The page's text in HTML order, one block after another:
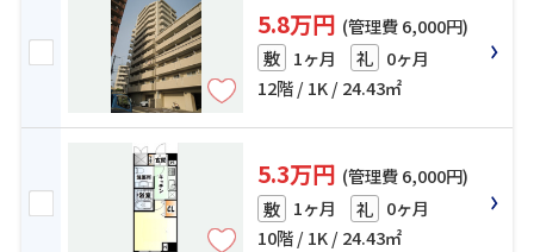
5.8万円 (管理費 6,000円)
敷 1ヶ月 礼 0ヶ月
12階 / 1K / 24.43㎡
5.3万円 (管理費 6,000円)
敷 1ヶ月 礼 0ヶ月
10階 / 1K / 24.43㎡